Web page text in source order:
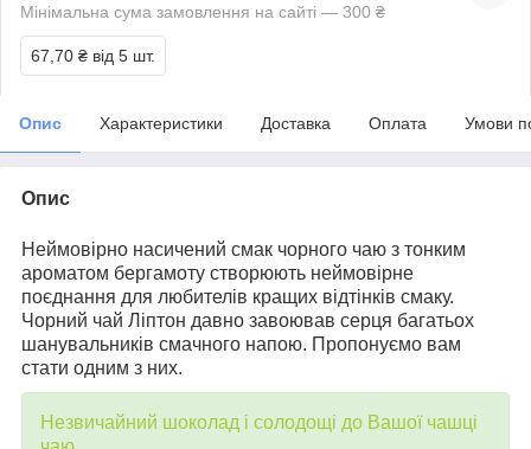
Мінімальна сума замовлення на сайті — 300 ₴
67,70 ₴ від 5 шт.
Опис Характеристики Доставка Оплата Умови
Опис
Неймовірно насичений смак чорного чаю з тонким
ароматом бергамоту створюють неймовірне
поєднання для любителів кращих відтінків смаку.
Чорний чай Ліптон давно завоював серця багатьох
шанувальників смачного напою. Пропонуємо вам
стати одним з них.
Незвичайний шоколад і солодощі до Вашої чашці